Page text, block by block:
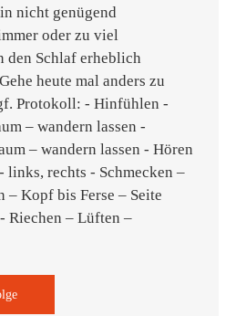
nicht genügend
oder zu viel
den Schlaf erheblich
heute mal anders zu
Protokoll: - Hinfühlen -
– wandern lassen -
– wandern lassen - Hören
links, rechts - Schmecken –
– Kopf bis Ferse – Seite
Riechen – Lüften –